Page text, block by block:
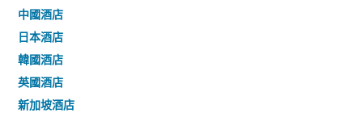
中國酒店
日本酒店
韓國酒店
英國酒店
新加坡酒店